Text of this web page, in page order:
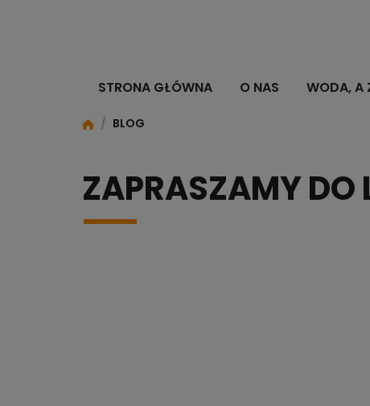
STRONA GŁÓWNA O NAS WODA, A
/ BLOG
ZAPRASZAMY DO